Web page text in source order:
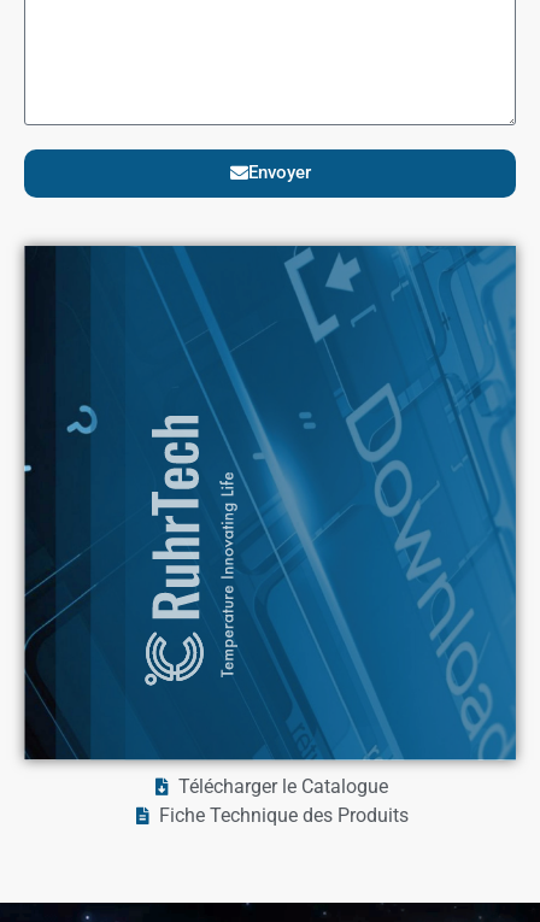
Envoyer
Télécharger le Catalogue
Fiche Technique des Produits